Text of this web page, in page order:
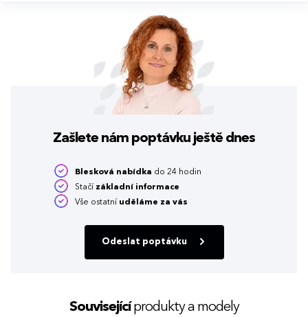
Zašlete nám poptávku ještě dnes
Blesková nabídka do 24 hodin
Stačí základní informace
Vše ostatní uděláme za vás
Odeslat poptávku
Souvisejícíprodukty a modely